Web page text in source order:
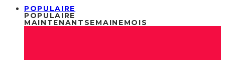
POPULAIRE
POPULAIRE
MAINTENANT SEMAINEMOIS